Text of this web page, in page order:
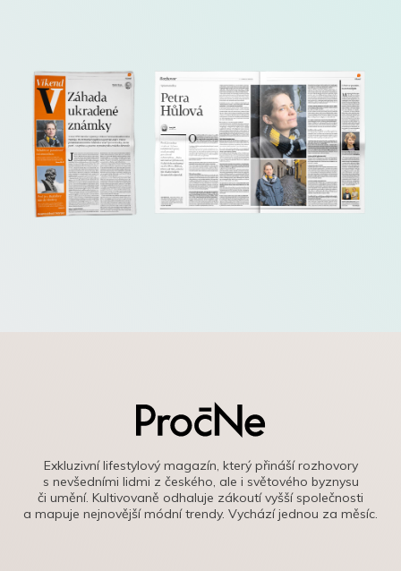
Exkluzivní lifestylový magazín, který přináší rozhovory
s nevšedními lidmi z českého, ale i světového byznysu
či umění. Kultivovaně odhaluje zákoutí vyšší společnosti
a mapuje nejnovější módní trendy. Vychází jednou za měsíc.